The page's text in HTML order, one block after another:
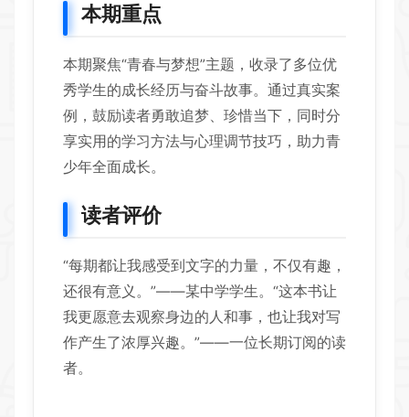
本期重点
本期聚焦“青春与梦想”主题，收录了多位优
秀学生的成长经历与奋斗故事。通过真实案
例，鼓励读者勇敢追梦、珍惜当下，同时分
享实用的学习方法与心理调节技巧，助力青
少年全面成长。
读者评价
“每期都让我感受到文字的力量，不仅有趣，
还很有意义。”——某中学学生。“这本书让
我更愿意去观察身边的人和事，也让我对写
作产生了浓厚兴趣。”——一位长期订阅的读
者。